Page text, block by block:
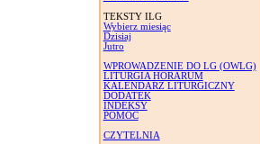
TEKSTY ILG
Wybierz miesiąc
Dzisiaj
Jutro
WPROWADZENIE DO LG (OWLG)
LITURGIA HORARUM
KALENDARZ LITURGICZNY
DODATEK
INDEKSY
POMOC
CZYTELNIA